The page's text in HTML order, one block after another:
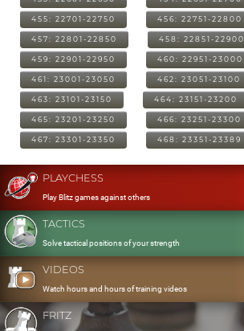
455: 22701-22750 456: 22751-22800
457: 22801-22850 458: 22851-22900
459: 22901-22950 460: 22951-23000
461: 23001-23050 462: 23051-23100
463: 23101-23150 464: 23151-23200
465: 23201-23250 466: 23251-23300
467: 23301-23350 468: 23351-23389
PLAYCHESS
Play Blitz games against others
TACTICS
Solve tactical positions of your strength
VIDEOS
Watch hours and hours of training videos
FRITZ